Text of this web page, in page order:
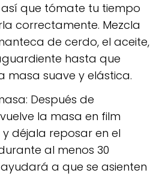
que tómate tu tiempo
correctamente. Mezcla
de cerdo, el aceite,
hasta que
masa suave y elástica.
Después de
la masa en film
déjala reposar en el
al menos 30
ayudará a que se asienten